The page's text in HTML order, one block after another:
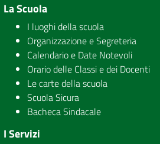
La Scuola
I luoghi della scuola
Organizzazione e Segreteria
Calendario e Date Notevoli
Orario delle Classi e dei Docenti
Le carte della scuola
Scuola Sicura
Bacheca Sindacale
I Servizi